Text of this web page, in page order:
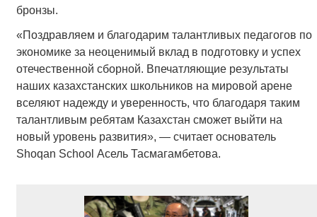
бронзы.
«Поздравляем и благодарим талантливых педагогов по
экономике за неоценимый вклад в подготовку и успех
отечественной сборной. Впечатляющие результаты
наших казахстанских школьников на мировой арене
вселяют надежду и уверенность, что благодаря таким
талантливым ребятам Казахстан сможет выйти на
новый уровень развития», — считает основатель
Shoqan School Асель Тасмагамбетова.